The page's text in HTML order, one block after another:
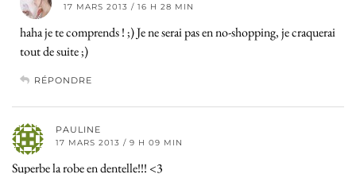
17 MARS 2013 / 16 H 28 MIN
haha je te comprends ! ;) Je ne serai pas en no-shopping, je craquerai
tout de suite ;)
RÉPONDRE
PAULINE
17 MARS 2013 / 9 H 09 MIN
Superbe la robe en dentelle!!! <3